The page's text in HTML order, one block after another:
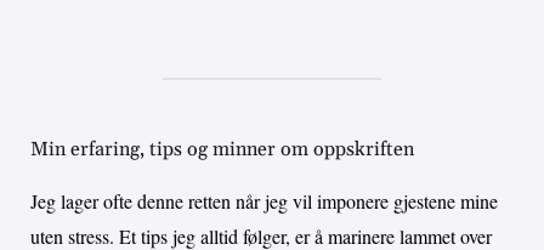
Min erfaring, tips og minner om oppskriften
Jeg lager ofte denne retten når jeg vil imponere gjestene mine
uten stress. Et tips jeg alltid følger, er å marinere lammet over